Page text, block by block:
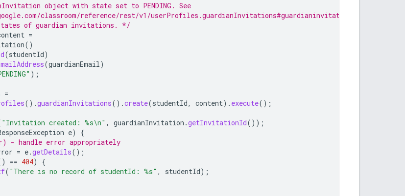
object with state set to PENDING. See
classroom/reference/rest/v1/userProfiles.guardianInvitations#guardianinvitationstate
of guardian invitations. */
=
()
(studentId)
(guardianEmail )
);
=
().guardianInvitations().create(studentId, content). execute();
"Invitation created: %s\n" , guardianInvitation .getInvitationId());
e)
{
- handle error appropriately
= e.getDetails();
== 404)
{
( "There is no record of studentId: %s" , studentId);